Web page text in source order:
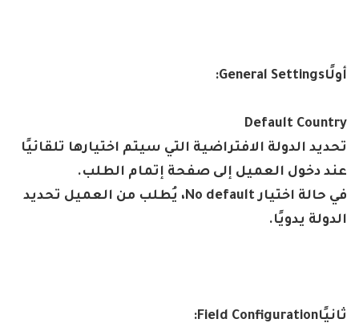
أولًاGeneral Settings:
Default Country
تحديد الدولة الافتراضية التي سيتم اختيارها تلقائيًا
عند دخول العميل إلى صفحة إتمام الطلب.
في حالة اختيارNo default، يُطلب من العميل تحديد
الدولة يدويًا.
ثانيًاField Configuration: